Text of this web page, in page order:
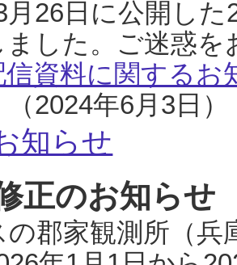
月26日に公開し
ました。ご迷惑
信資料に関するお
2024年6月3日）
知らせ
正のお知らせ
の郡家観測所（